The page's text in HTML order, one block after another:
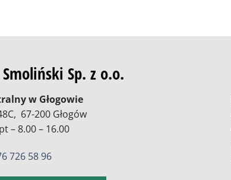
Sp. z o.o.
w Głogowie
67-200 Głogów
– 8.00 – 16.00
58 96